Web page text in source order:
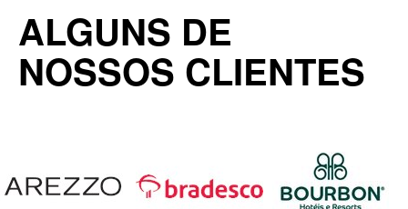
ALGUNS DE
NOSSOS CLIENTES